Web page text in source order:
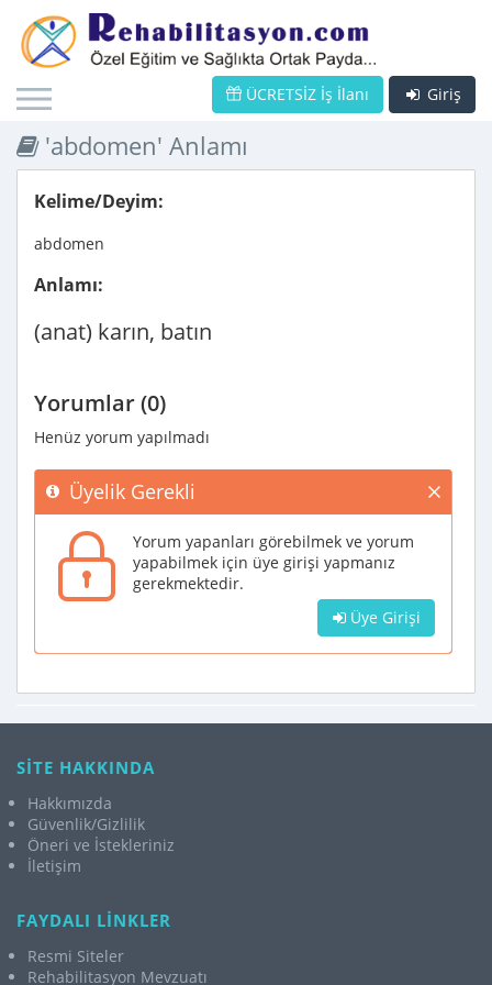
Giriş
ÜCRETSİZ İş İlanı
'abdomen' Anlamı
Kelime/Deyim:
abdomen
Anlamı:
(anat) karın, batın
Yorumlar (0)
Henüz yorum yapılmadı
Üyelik Gerekli
Yorum yapanları görebilmek ve yorum
yapabilmek için üye girişi yapmanız
gerekmektedir.
Üye Girişi
SİTE HAKKINDA
Hakkımızda
Güvenlik/Gizlilik
Öneri ve İstekleriniz
İletişim
FAYDALI LİNKLER
Resmi Siteler
Rehabilitasyon Mevzuatı